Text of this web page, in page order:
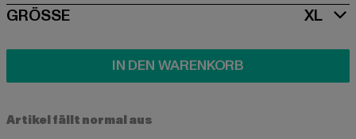
SIZE
GRÖSSE XL
IN DEN WARENKORB
Artikel fällt normal aus